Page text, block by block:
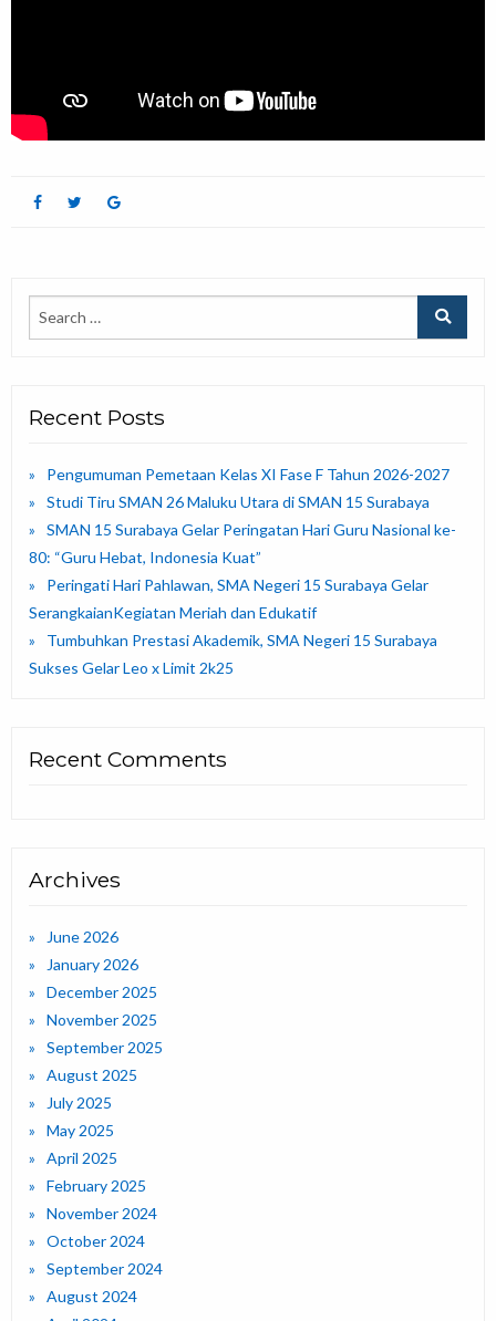
Recent Posts
Pengumuman Pemetaan Kelas XI Fase F Tahun 2026-2027
Studi Tiru SMAN 26 Maluku Utara di SMAN 15 Surabaya
SMAN 15 Surabaya Gelar Peringatan Hari Guru Nasional ke-
80: “Guru Hebat, Indonesia Kuat”
Peringati Hari Pahlawan, SMA Negeri 15 Surabaya Gelar
SerangkaianKegiatan Meriah dan Edukatif
Tumbuhkan Prestasi Akademik, SMA Negeri 15 Surabaya
Sukses Gelar Leo x Limit 2k25
Recent Comments
Archives
June 2026
January 2026
December 2025
November 2025
September 2025
August 2025
July 2025
May 2025
April 2025
February 2025
November 2024
October 2024
September 2024
August 2024